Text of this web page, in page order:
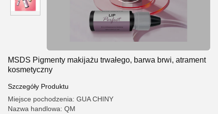
MSDS Pigmenty makijażu trwałego, barwa brwi, atrament
kosmetyczny
Szczegóły Produktu
Miejsce pochodzenia: GUA CHINY
Nazwa handlowa: QM